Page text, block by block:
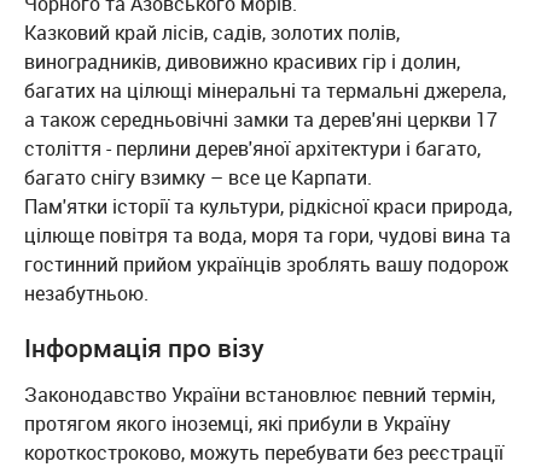
Казковий край лісів, садів, золотих полів,
виноградників, дивовижно красивих гір і долин,
багатих на цілющі мінеральні та термальні джерела,
а також середньовічні замки та дерев'яні церкви 17
століття - перлини дерев'яної архітектури і багато,
багато снігу взимку – все це Карпати.
Пам'ятки історії та культури, рідкісної краси природа,
цілюще повітря та вода, моря та гори, чудові вина та
гостинний прийом українців зроблять вашу подорож
незабутньою.
Інформація про візу
Законодавство України встановлює певний термін,
протягом якого іноземці, які прибули в Україну
короткостроково, можуть перебувати без реєстрації